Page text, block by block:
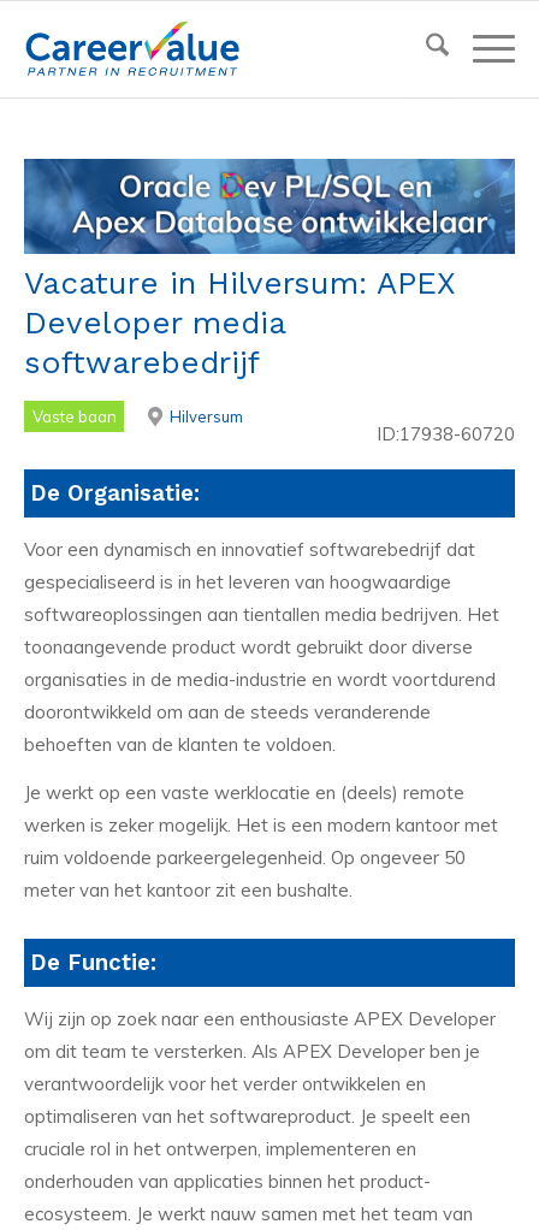
Vacature in Hilversum: APEX
Developer media
softwarebedrijf
Vaste baan Hilversum
ID:17938-60720
De Organisatie:
Voor een dynamisch en innovatief softwarebedrijf dat
gespecialiseerd is in het leveren van hoogwaardige
softwareoplossingen aan tientallen media bedrijven. Het
toonaangevende product wordt gebruikt door diverse
organisaties in de media-industrie en wordt voortdurend
doorontwikkeld om aan de steeds veranderende
behoeften van de klanten te voldoen.
Je werkt op een vaste werklocatie en (deels) remote
werken is zeker mogelijk. Het is een modern kantoor met
ruim voldoende parkeergelegenheid. Op ongeveer 50
meter van het kantoor zit een bushalte.
De Functie:
Wij zijn op zoek naar een enthousiaste APEX Developer
om dit team te versterken. Als APEX Developer ben je
verantwoordelijk voor het verder ontwikkelen en
optimaliseren van het softwareproduct. Je speelt een
cruciale rol in het ontwerpen, implementeren en
onderhouden van applicaties binnen het product-
ecosysteem. Je werkt nauw samen met het team van